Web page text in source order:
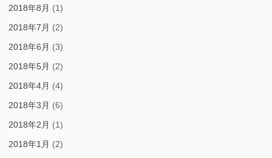
2018年8月 (1)
2018年7月 (2)
2018年6月 (3)
2018年5月 (2)
2018年4月 (4)
2018年3月 (6)
2018年2月 (1)
2018年1月 (2)